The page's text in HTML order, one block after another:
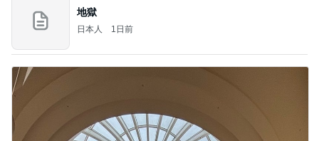
地獄
日本人 1日前